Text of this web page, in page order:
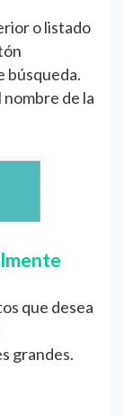
o listado
búsqueda.
de la
que desea
grandes.